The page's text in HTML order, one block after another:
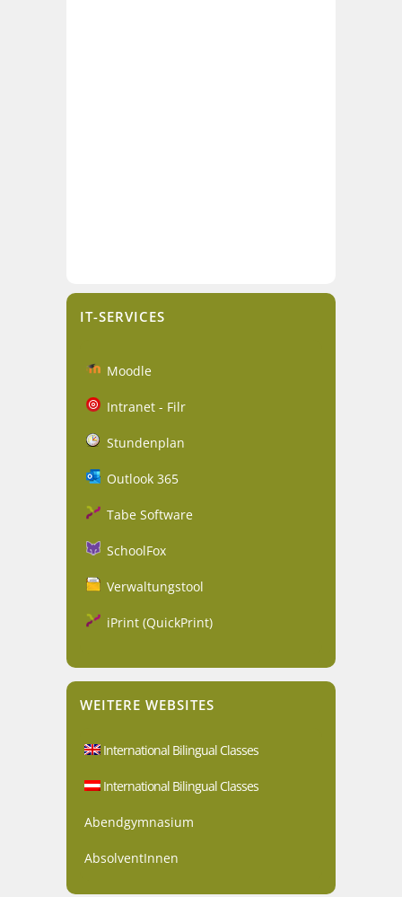
IT-SERVICES
Moodle
Intranet - Filr
Stundenplan
Outlook 365
Tabe Software
SchoolFox
Verwaltungstool
iPrint (QuickPrint)
WEITERE WEBSITES
International Bilingual Classes
International Bilingual Classes
Abendgymnasium
AbsolventInnen